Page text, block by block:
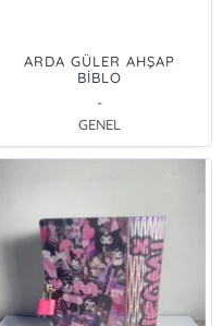
ARDA GÜLER AHŞAP
BİBLO
-
GENEL